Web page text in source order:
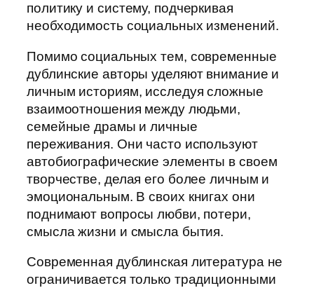
политику и систему, подчеркивая
необходимость социальных изменений.
Помимо социальных тем, современные
дублинские авторы уделяют внимание и
личным историям, исследуя сложные
взаимоотношения между людьми,
семейные драмы и личные
переживания. Они часто используют
автобиографические элементы в своем
творчестве, делая его более личным и
эмоциональным. В своих книгах они
поднимают вопросы любви, потери,
смысла жизни и смысла бытия.
Современная дублинская литература не
ограничивается только традиционными